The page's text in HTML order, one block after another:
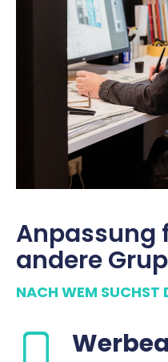
Anpassung
andere
NACH WEM SUCHST